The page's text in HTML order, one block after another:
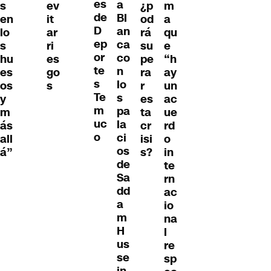
s
en
lo
s
hu
es
os
y
m
ás
all
á”
ev
it
ar
ri
es
go
s
es
de
D
ep
or
te
s
Te
m
uc
o
a
Bl
an
ca
co
n
lo
s
pa
la
ci
os
de
Sa
dd
a
m
H
us
se
¿p
od
rá
su
pe
ra
r
es
ta
cr
isi
s?
m
a
qu
e
“h
ay
un
ac
ue
rd
o
in
te
rn
ac
io
na
l
re
sp